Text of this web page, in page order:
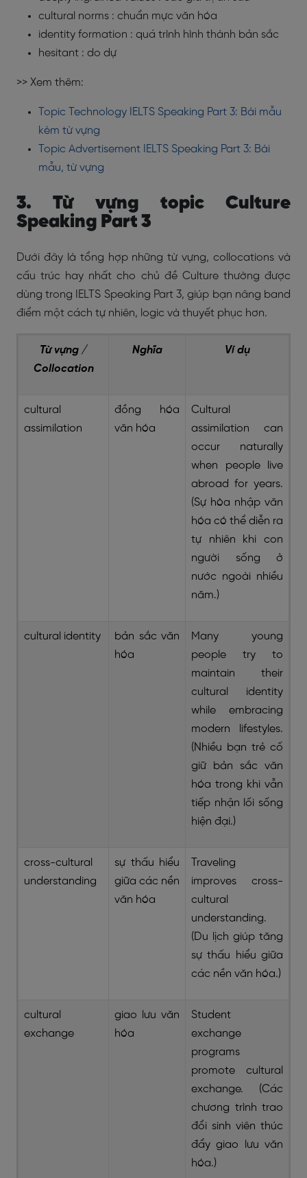
cultural norms : chuẩn mực văn hóa
identity formation : quá trình hình thành bản sắc
hesitant : do dự
>> Xem thêm:
Topic Technology IELTS Speaking Part 3: Bài mẫu
kèm từ vựng
Topic Advertisement IELTS Speaking Part 3: Bài
mẫu, từ vựng
3. Từ vựng topic Culture
Speaking Part 3
Dưới đây là tổng hợp những từ vựng, collocations và
cấu trúc hay nhất cho chủ đề Culture thường được
dùng trong IELTS Speaking Part 3, giúp bạn nâng band
điểm một cách tự nhiên, logic và thuyết phục hơn.
Từ vựng /
Collocation
Nghĩa Ví dụ
cultural
assimilation
đồng hóa
văn hóa
Cultural
assimilation can
occur naturally
when people live
abroad for years.
(Sự hòa nhập văn
hóa có thể diễn ra
tự nhiên khi con
người sống ở
nước ngoài nhiều
năm.)
cultural identity
bản sắc văn
hóa
Many young
people try to
maintain their
cultural identity
while embracing
modern lifestyles.
(Nhiều bạn trẻ cố
giữ bản sắc văn
hóa trong khi vẫn
tiếp nhận lối sống
hiện đại.)
cross-cultural
understanding
sự thấu hiểu
giữa các nền
văn hóa
Traveling
improves cross-
cultural
understanding.
(Du lịch giúp tăng
sự thấu hiểu giữa
các nền văn hóa.)
cultural
exchange
giao lưu văn
hóa
Student
exchange
programs
promote cultural
exchange. (Các
chương trình trao
đổi sinh viên thúc
đẩy giao lưu văn
hóa.)